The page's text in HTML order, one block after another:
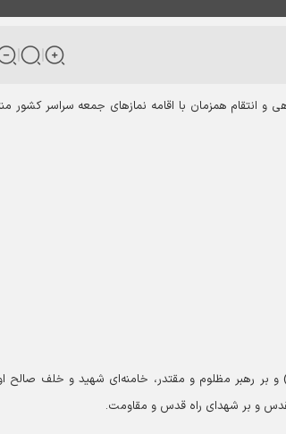
انتقام همزمان با اقامه نمازهای جمعه سراسر کشور
و بر رهبر مظلوم و مقتدر، خامنه‌ای شهید و خلف صالح
و بر شهدای راه قدس و مقاومت.